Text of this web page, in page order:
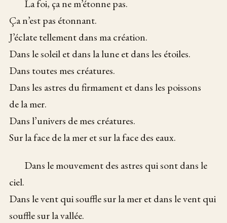
La foi, ça ne m’étonne pas.
Ça n’est pas étonnant.
J’éclate tellement dans ma création.
Dans le soleil et dans la lune et dans les étoiles.
Dans toutes mes créatures.
Dans les astres du firmament et dans les poissons
de la mer.
Dans l’univers de mes créatures.
Sur la face de la mer et sur la face des eaux.
Dans le mouvement des astres qui sont dans le
ciel.
Dans le vent qui souffle sur la mer et dans le vent qui
souffle sur la vallée.